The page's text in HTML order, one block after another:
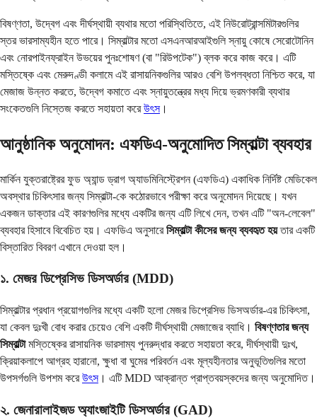
বিষণ্ণতা, উদ্বেগ এবং দীর্ঘস্থায়ী ব্যথার মতো পরিস্থিতিতে, এই নিউরোট্রান্সমিটারগুলির
স্তর ভারসাম্যহীন হতে পারে। সিম্বাল্টার মতো এসএনআরআইগুলি স্নায়ু কোষে সেরোটোনিন
এবং নোরপাইনফ্রাইন উভয়ের পুনঃশোষণ (বা "রিউপটেক") ব্লক করে কাজ করে। এটি
মস্তিষ্কে এবং মেরুদণ্ডী কলামে এই রাসায়নিকগুলির আরও বেশি উপলব্ধতা নিশ্চিত করে, যা
মেজাজ উন্নত করতে, উদ্বেগ কমাতে এবং স্নায়ুতন্ত্রের মধ্য দিয়ে ভ্রমণকারী ব্যথার
সংকেতগুলি নিস্তেজ করতে সহায়তা করেউৎস।
আনুষ্ঠানিক অনুমোদন: এফডিএ-অনুমোদিত সিম্বাল্টা ব্যবহার
মার্কিন যুক্তরাষ্ট্রের ফুড অ্যান্ড ড্রাগ অ্যাডমিনিস্ট্রেশন (এফডিএ) একাধিক নির্দিষ্ট মেডিকেল
অবস্থার চিকিৎসার জন্য সিম্বাল্টা-কে কঠোরভাবে পরীক্ষা করে অনুমোদন দিয়েছে। যখন
একজন ডাক্তার এই কারণগুলির মধ্যে একটির জন্য এটি লিখে দেন, তখন এটি "অন-লেবেল"
ব্যবহার হিসাবে বিবেচিত হয়। এফডিএ অনুসারেসিম্বাল্টা কীসের জন্য ব্যবহৃত হয়তার একটি
বিস্তারিত বিবরণ এখানে দেওয়া হল।
১. মেজর ডিপ্রেসিভ ডিসঅর্ডার (MDD)
সিম্বাল্টার প্রধান প্রয়োগগুলির মধ্যে একটি হলো মেজর ডিপ্রেসিভ ডিসঅর্ডার-এর চিকিৎসা,
যা কেবল দুঃখী বোধ করার চেয়েও বেশি একটি দীর্ঘস্থায়ী মেজাজের ব্যাধি। বিষণ্ণতার জন্য
সিম্বাল্টামস্তিষ্কের রাসায়নিক ভারসাম্য পুনরুদ্ধার করতে সহায়তা করে, দীর্ঘস্থায়ী দুঃখ,
ক্রিয়াকলাপে আগ্রহ হারানো, ক্ষুধা বা ঘুমের পরিবর্তন এবং মূল্যহীনতার অনুভূতিগুলির মতো
উপসর্গগুলি উপশম করেউৎস। এটি MDD আক্রান্ত প্রাপ্তবয়স্কদের জন্য অনুমোদিত।
২. জেনারালাইজড অ্যাংজাইটি ডিসঅর্ডার (GAD)